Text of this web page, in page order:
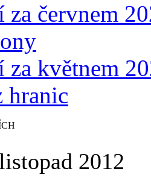
za červnem
za květnem
hranic
2012